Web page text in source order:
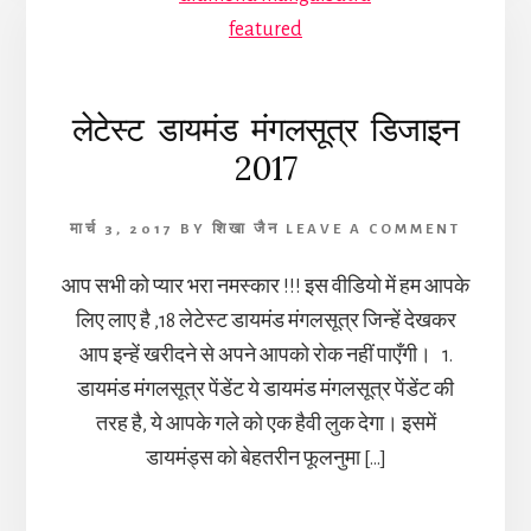
लेटेस्ट डायमंड मंगलसूत्र डिजाइन
2017
मार्च 3, 2017 BY शिखा जैन LEAVE A COMMENT
आप सभी को प्यार भरा नमस्कार !!! इस वीडियो में हम आपके
लिए लाए है ,18 लेटेस्ट डायमंड मंगलसूत्र जिन्हें देखकर
आप इन्हें खरीदने से अपने आपको रोक नहीं पाएँगी। 1.
डायमंड मंगलसूत्र पेंडेंट ये डायमंड मंगलसूत्र पेंडेंट की
तरह है, ये आपके गले को एक हैवी लुक देगा। इसमें
डायमंड्स को बेहतरीन फूलनुमा […]